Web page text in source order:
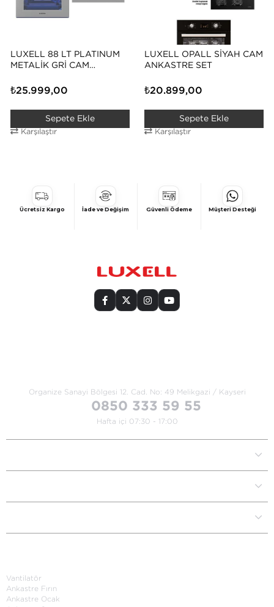
LUXELL 88 LT PLATINUM
METALIK GRI CAM
₺25.999,00
Sepete Ekle
Karşılaştır
LUXELL OPALL SIYAH CAM
ANKASTRE SET
₺20.899,00
Sepete Ekle
Karşılaştır
Ücretsiz Kargo İade ve Değişim Güvenli Ödeme Müşteri Desteği
Organize Sanayi Bölgesi 12. Cad. No: 49 Melikgazi / Kayseri
0850 333 59 55
Hafta içi 07:30 - 17:00
Vantilatör
Ankastre Fırın
Ankastre Ocak